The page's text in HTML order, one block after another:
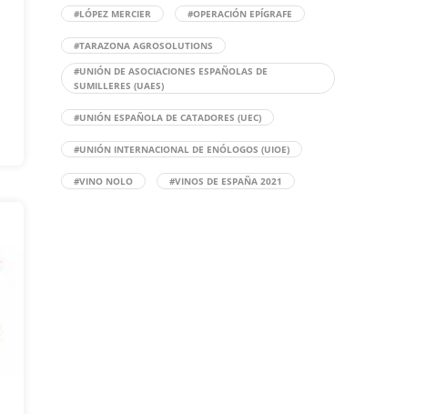
#LÓPEZ MERCIER #OPERACIÓN EPÍGRAFE
#TARAZONA AGROSOLUTIONS
#UNIÓN DE ASOCIACIONES ESPAÑOLAS DE
SUMILLERES (UAES)
#UNIÓN ESPAÑOLA DE CATADORES (UEC)
#UNIÓN INTERNACIONAL DE ENÓLOGOS (UIOE)
#VINO NOLO #VINOS DE ESPAÑA 2021